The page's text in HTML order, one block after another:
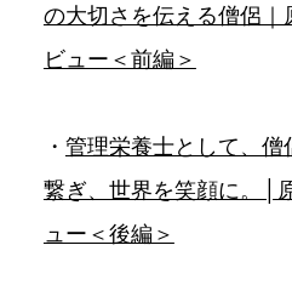
の大切さを伝える僧侶｜
ビュー＜前編＞
・ 管理栄養士として、僧
繋ぎ、世界を笑顔に。│
ュー＜後編＞